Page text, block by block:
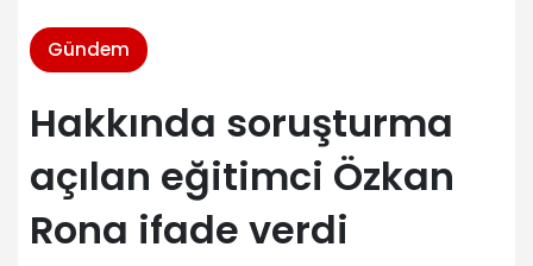
Gündem
Hakkında soruşturma
açılan eğitimci Özkan
Rona ifade verdi